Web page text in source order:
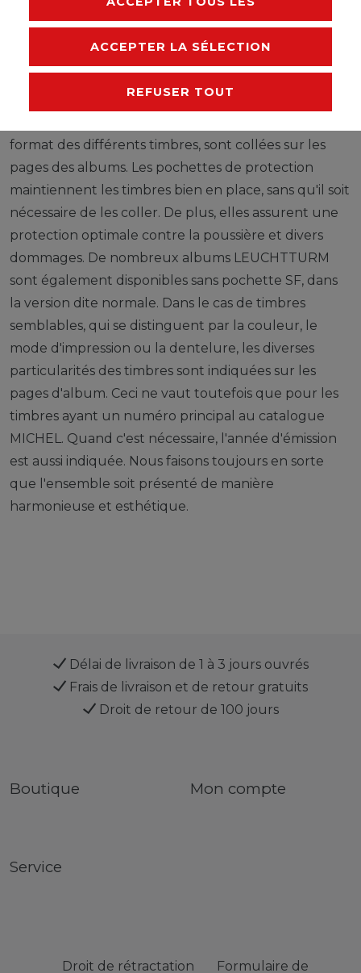
renonçons volontairement à une impression en
couleurs. Vous pouvez ainsi plus facilement savoir
quels timbres manquent encore dans votre album.
Des pochettes de protection, fabriquées à partir
d'une feuille de polystyrène traitée anti-reflet,
format des différents timbres, sont collées sur les
pages des albums. Les pochettes de protection
maintiennent les timbres bien en place, sans qu'il soit
nécessaire de les coller. De plus, elles assurent une
protection optimale contre la poussière et divers
dommages. De nombreux albums LEUCHTTURM
sont également disponibles sans pochette SF, dans
la version dite normale. Dans le cas de timbres
semblables, qui se distinguent par la couleur, le
mode d'impression ou la dentelure, les diverses
particularités des timbres sont indiquées sur les
pages d'album. Ceci ne vaut toutefois que pour les
timbres ayant un numéro principal au catalogue
MICHEL. Quand c'est nécessaire, l'année d'émission
est aussi indiquée. Nous faisons toujours en sorte
que l'ensemble soit présenté de manière
harmonieuse et esthétique.
Délai de livraison de 1 à 3 jours ouvrés
Frais de livraison et de retour gratuits
Droit de retour de 100 jours
Boutique Mon compte
Service
Droit de rétractation Formulaire de
ACCEPTER LA SÉLECTION
REFUSER TOUT